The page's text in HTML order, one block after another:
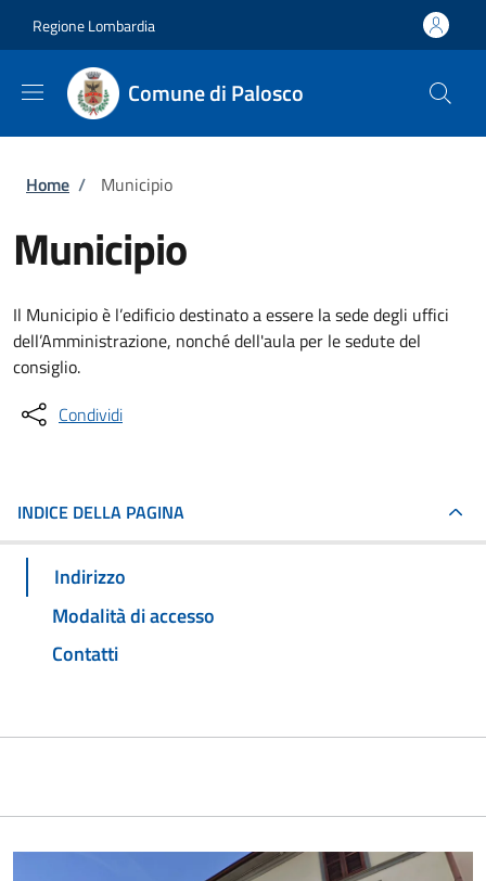
Regione Lombardia
Comune di Palosco
Briciole di pane
Home / Municipio
Municipio
Il Municipio è l’edificio destinato a essere la sede degli uffici
dell’Amministrazione, nonché dell'aula per le sedute del
consiglio.
Condividi
INDICE DELLA PAGINA
Indirizzo
Modalità di accesso
Contatti